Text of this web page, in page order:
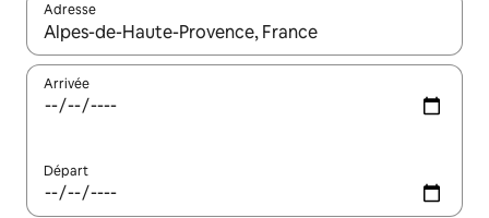
Adresse
Lorsque les résultats s'affichent, utilisez les flèches vers le
Arrivée
Départ